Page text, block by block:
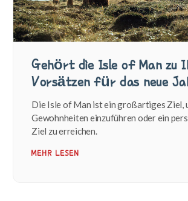
Gehört die Isle of Man zu
Vorsätzen für das neue
Die Isle of Man ist ein großartiges Ziel,
Gewohnheiten einzuführen oder ein
Ziel zu erreichen.
MEHR LESEN